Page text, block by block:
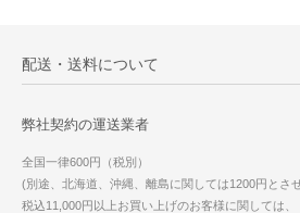
配送・送料について
弊社契約の運送業者
全国一律600円（税別）
(別途、北海道、沖縄、離島に関しては1200円とさ
税込11,000円以上お買い上げのお客様に関しては